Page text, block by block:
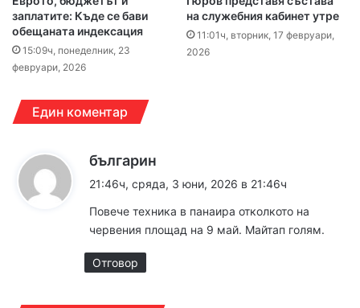
заплатите: Къде се бави
обещаната индексация
15:09ч, понеделник, 23
февруари, 2026
на служебния кабинет утре
11:01ч, вторник, 17 февруари,
2026
Един коментар
българин
а
а
21:46ч, сряда, 3 юни, 2026 в 21:46ч
Повече техника в панаира отколкото на
червения площад на 9 май. Майтап голям.
Отговор